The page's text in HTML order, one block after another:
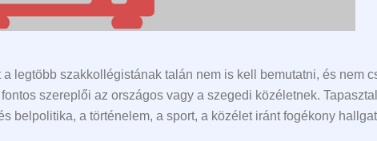
legtöbb szakkollégistának talán nem is kell bemutatni, és nem
szereplői az országos vagy a szegedi közéletnek.
belpolitika, a történelem, a sport, a közélet iránt fogékony